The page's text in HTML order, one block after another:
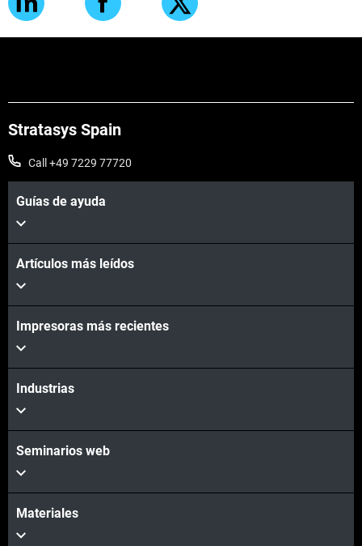
Stratasys Spain
Call +49 7229 77720
Guías de ayuda
Artículos más leídos
Impresoras más recientes
Industrias
Seminarios web
Materiales